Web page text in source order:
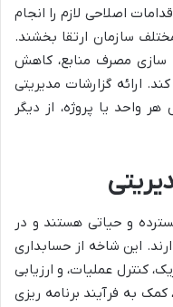
اصلاحی لازم را انجام
سازمان ارتقا بخشند.
سازی مصرف منابع، کاهش
ارائه گزارشات مدیریتی
واحد یا پروژه، از دیگر
و حیاتی هستند و در
این شاخه از حسابداری
کنترل عملیات، و ارزیابی
به فرآیند برنامه ریزی